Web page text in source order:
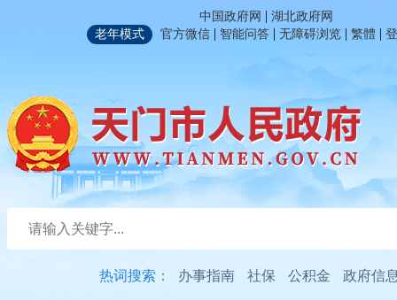
中国政府网 | 湖北政府网
老年模式
官方微信 | 智能问答 | 无障碍浏览 | 繁體 |
热词搜索： 办事指南 社保 公积金 政府信